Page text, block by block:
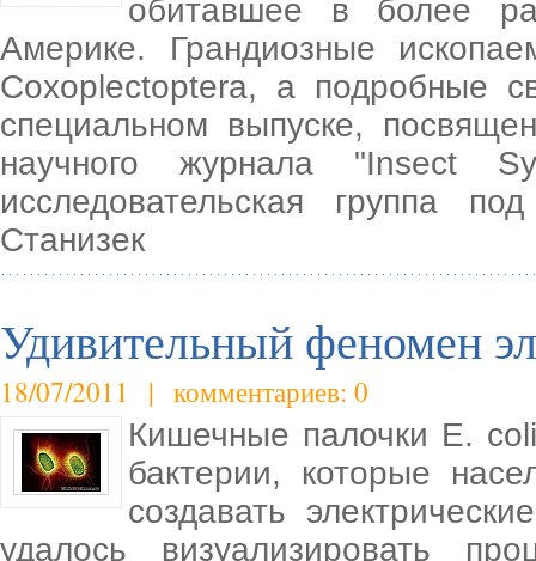
обитавшее в более
Америке. Грандиозные
Coxoplectoptera, а подробные
специальном выпуске,
научного журнала "Insect
исследовательская группа
Станизек
Удивительный феномен
18/07/2011 | комментариев: 0
Кишечные палочки E.
бактерии, которые
создавать
удалось визуализировать